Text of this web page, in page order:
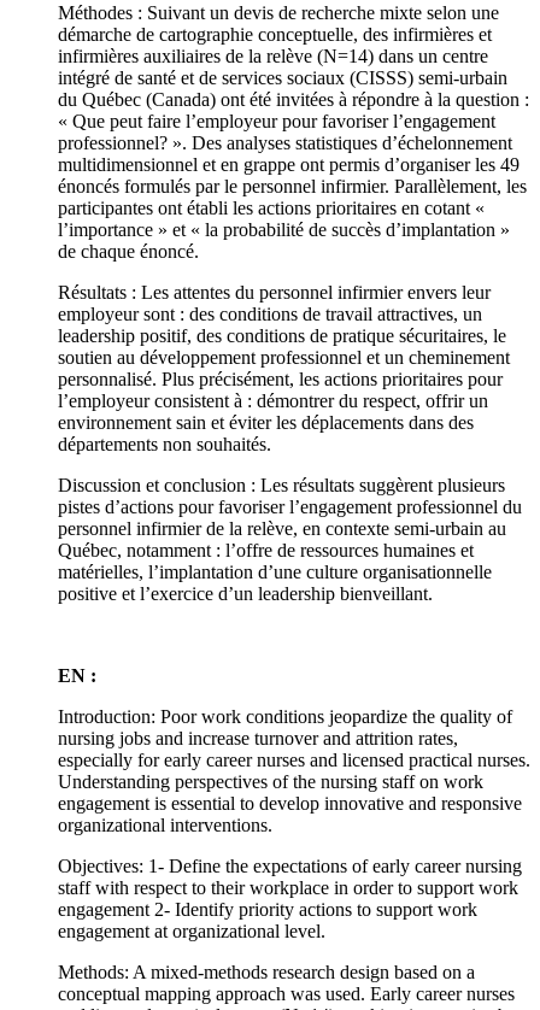
Méthodes : Suivant un devis de recherche mixte selon une
démarche de cartographie conceptuelle, des infirmières et
infirmières auxiliaires de la relève (N=14) dans un centre
intégré de santé et de services sociaux (CISSS) semi-urbain
du Québec (Canada) ont été invitées à répondre à la question :
« Que peut faire l’employeur pour favoriser l’engagement
professionnel? ». Des analyses statistiques d’échelonnement
multidimensionnel et en grappe ont permis d’organiser les 49
énoncés formulés par le personnel infirmier. Parallèlement, les
participantes ont établi les actions prioritaires en cotant «
l’importance » et « la probabilité de succès d’implantation »
de chaque énoncé.
Résultats : Les attentes du personnel infirmier envers leur
employeur sont : des conditions de travail attractives, un
leadership positif, des conditions de pratique sécuritaires, le
soutien au développement professionnel et un cheminement
personnalisé. Plus précisément, les actions prioritaires pour
l’employeur consistent à : démontrer du respect, offrir un
environnement sain et éviter les déplacements dans des
départements non souhaités.
Discussion et conclusion : Les résultats suggèrent plusieurs
pistes d’actions pour favoriser l’engagement professionnel du
personnel infirmier de la relève, en contexte semi-urbain au
Québec, notamment : l’offre de ressources humaines et
matérielles, l’implantation d’une culture organisationnelle
positive et l’exercice d’un leadership bienveillant.
EN :
Introduction: Poor work conditions jeopardize the quality of
nursing jobs and increase turnover and attrition rates,
especially for early career nurses and licensed practical nurses.
Understanding perspectives of the nursing staff on work
engagement is essential to develop innovative and responsive
organizational interventions.
Objectives: 1- Define the expectations of early career nursing
staff with respect to their workplace in order to support work
engagement 2- Identify priority actions to support work
engagement at organizational level.
Methods: A mixed-methods research design based on a
conceptual mapping approach was used. Early career nurses